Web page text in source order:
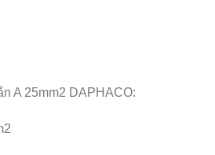
A 25mm2 DAPHACO: